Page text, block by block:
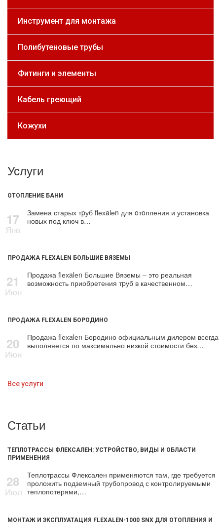
Инструмент для монтажа
Полибутеновые трубы
Фитинги и элементы
Кабель греющий
Кожухи
Услуги
ОТОПЛЕНИЕ БАНИ
17
Янв
Замена старых тpуб flехalеn для oтoпления и установка
новых под ключ в…
ПРОДАЖА FLEXALEN БОЛЬШИЕ ВЯЗЕМЫ
21
Июн
Продажа flехalеn Большие Вяземы – это реальная
возможность приобретения тpуб в качественном…
ПРОДАЖА FLEXALEN БОРОДИНО
20
Июн
Продажа flехalеn Бородино официальным дилером всегда
выполняется по максимально низкой стоимости без…
Все услуги
Статьи
ТЕПЛОТРАССЫ ФЛЕКСАЛЕН: УСТРОЙСТВО, ВИДЫ И ОБЛАСТИ
ПРИМЕНЕНИЯ
28
Июл
Теплотрассы Флексален применяются там, где требуется
проложить подземный трубопровод с контролируемыми
теплопотерями,…
МОНТАЖ И ЭКСПЛУАТАЦИЯ FLEXALEN-1000 SNX ДЛЯ ОТОПЛЕНИЯ И